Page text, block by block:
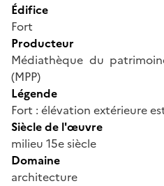
Édifice
Fort
Producteur
Médiathèque du
(MPP)
Légende
Fort : élévation extérieure
Siècle de l'œuvre
milieu 15e siècle
Domaine
architecture